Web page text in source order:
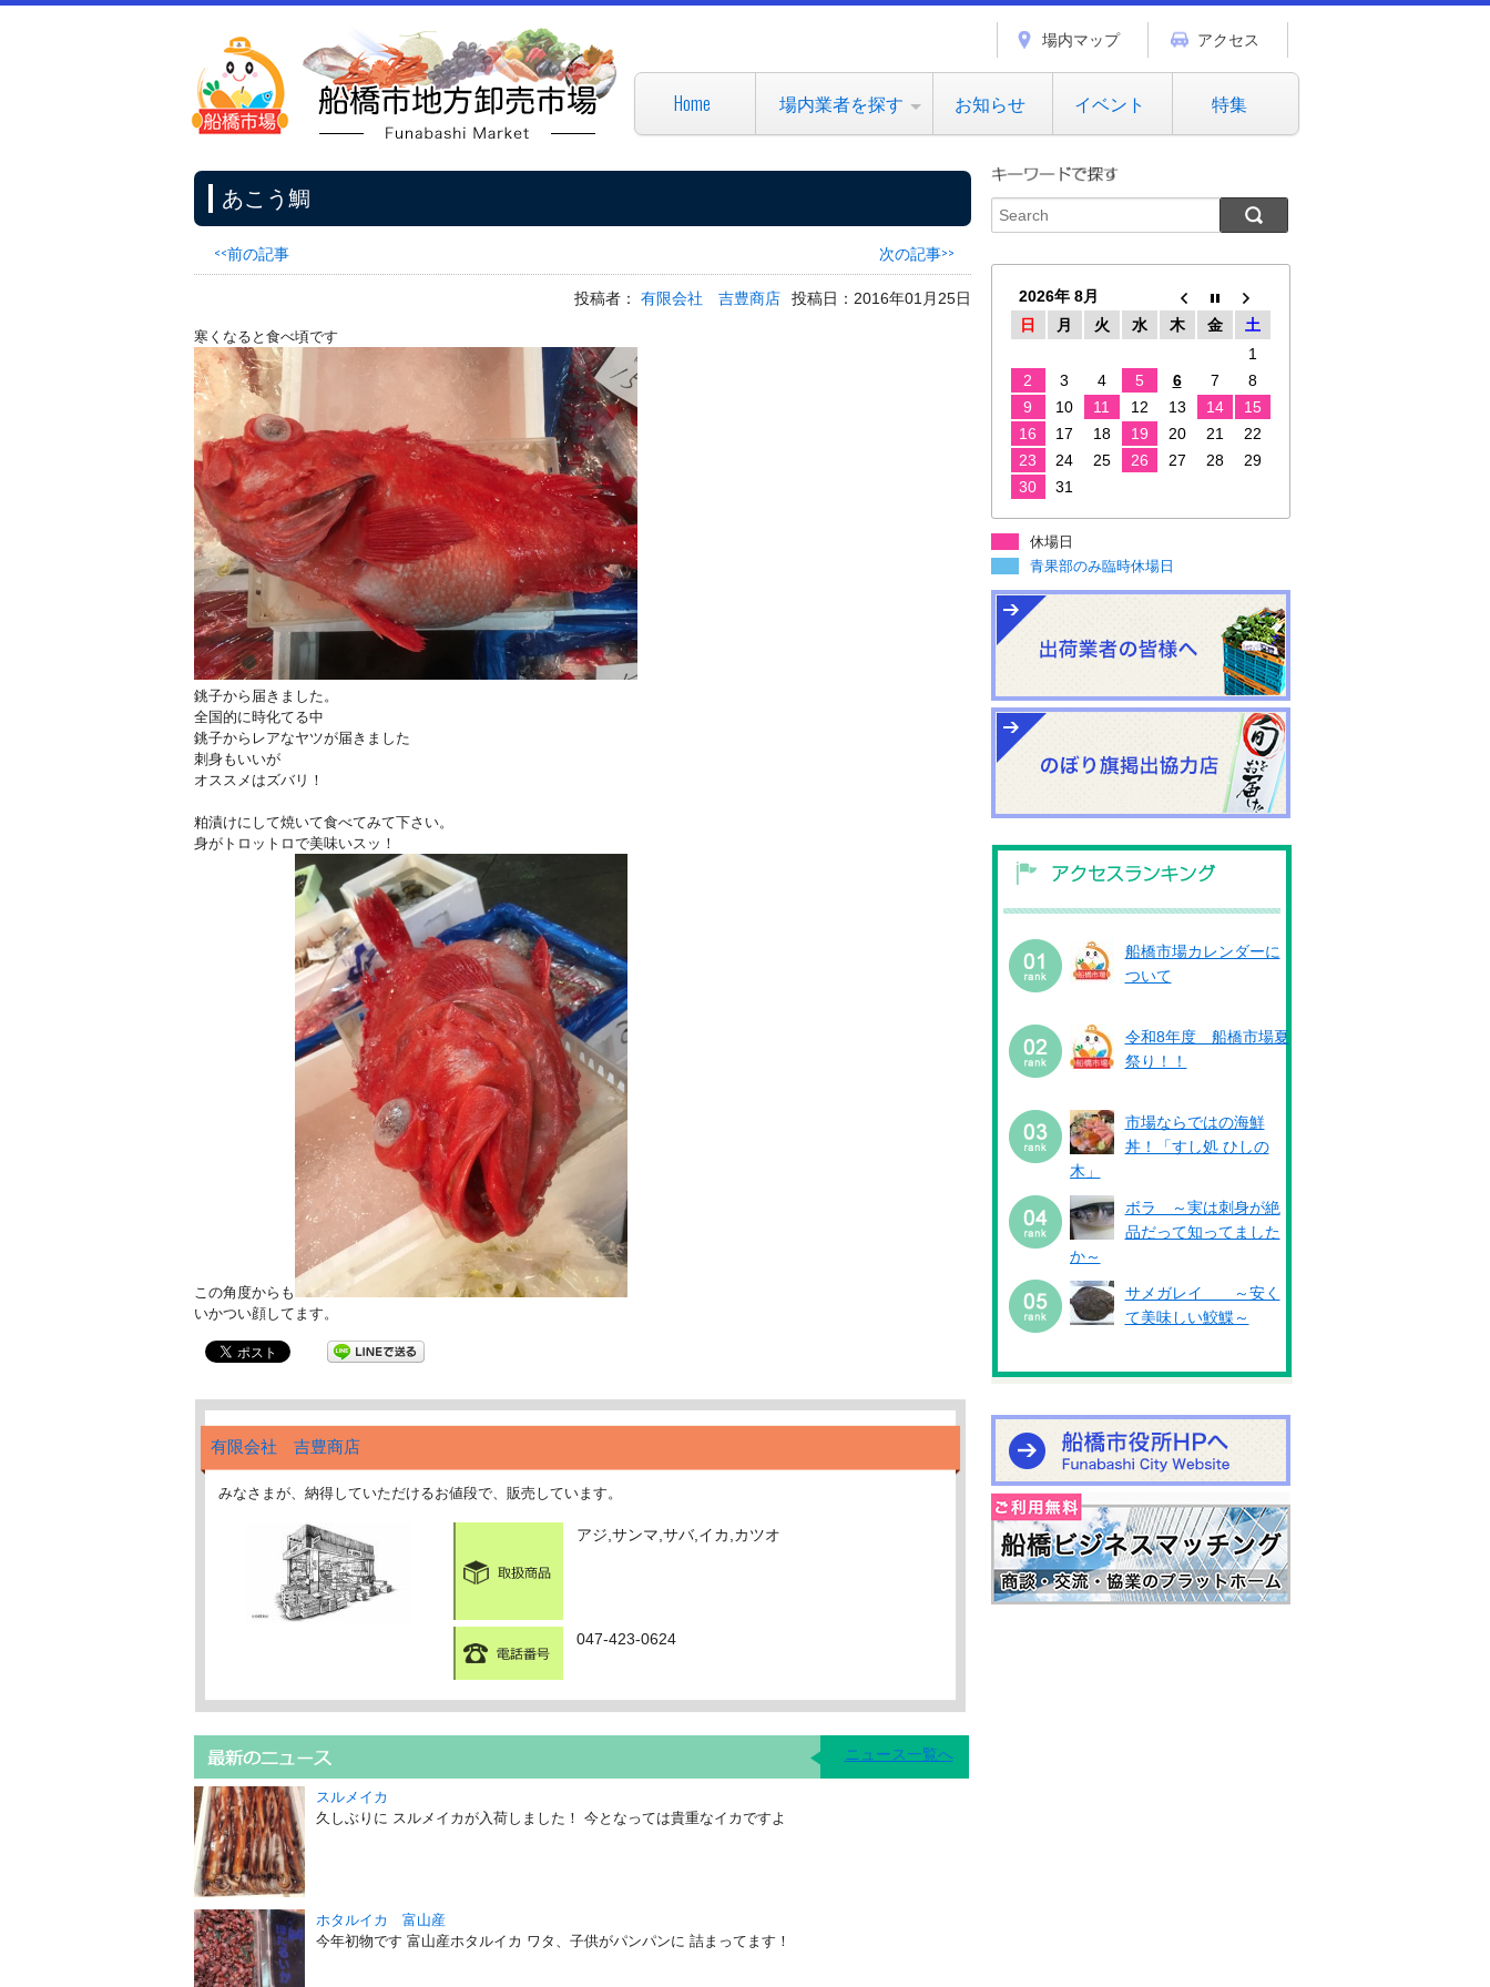
場内マップ アクセス
Home 場内業者を探す お知らせ イベント 特集
あこう鯛
<<前の記事 次の記事>>
投稿者： 有限会社 吉豊商店 投稿日：2016年01月25日
寒くなると食べ頃です
銚子から届きました。
全国的に時化てる中
銚子からレアなヤツが届きました
刺身もいいが
オススメはズバリ！
粕漬けにして焼いて食べてみて下さい。
身がトロットロで美味いスッ！
この角度からも
いかつい顔してます。
有限会社 吉豊商店
みなさまが、納得していただけるお値段で、販売しています。
アジ,サンマ,サバ,イカ,カツオ
047-423-0624
ニュース一覧へ
スルメイカ
久しぶりに スルメイカが入荷しました！ 今となっては貴重なイカですよ
ホタルイカ 富山産
今年初物です 富山産ホタルイカ ワタ、子供がパンパンに 詰まってます！
2026年 8月
日
月 火 水 木 金
土
1
2
3 4 5 6 7
8
9
10 11 12 13 14
15
16
17 18 19 20 21
22
23
24 25 26 27 28
29
30
31
休場日
青果部のみ臨時休場日
船橋市場カレンダーに
ついて
令和8年度 船橋市場夏
祭り！！
市場ならではの海鮮
丼！「すし処 ひしの
木」
ボラ ～実は刺身が絶
品だって知ってました
か～
サメガレイ ～安く
て美味しい鮫鰈～